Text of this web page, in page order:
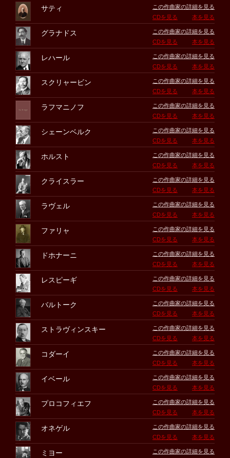
サティ
この作曲家の詳細を見る
CDを見る
本を見る
グラナドス
この作曲家の詳細を見る
CDを見る
本を見る
レハール
この作曲家の詳細を見る
CDを見る
本を見る
スクリャービン
この作曲家の詳細を見る
CDを見る
本を見る
ラフマニノフ
この作曲家の詳細を見る
CDを見る
本を見る
シェーンベルク
この作曲家の詳細を見る
CDを見る
本を見る
ホルスト
この作曲家の詳細を見る
CDを見る
本を見る
クライスラー
この作曲家の詳細を見る
CDを見る
本を見る
ラヴェル
この作曲家の詳細を見る
CDを見る
本を見る
ファリャ
この作曲家の詳細を見る
CDを見る
本を見る
ドホナーニ
この作曲家の詳細を見る
CDを見る
本を見る
レスピーギ
この作曲家の詳細を見る
CDを見る
本を見る
バルトーク
この作曲家の詳細を見る
CDを見る
本を見る
ストラヴィンスキー
この作曲家の詳細を見る
CDを見る
本を見る
コダーイ
この作曲家の詳細を見る
CDを見る
本を見る
イベール
この作曲家の詳細を見る
CDを見る
本を見る
プロコフィエフ
この作曲家の詳細を見る
CDを見る
本を見る
オネゲル
この作曲家の詳細を見る
CDを見る
本を見る
ミヨー
この作曲家の詳細を見る